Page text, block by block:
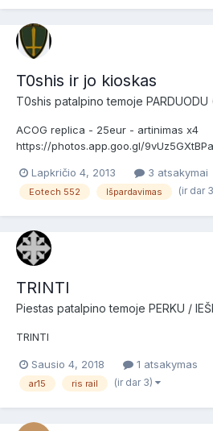
T0shis ir jo kioskas
T0shis patalpino temoje PARDUODU
ACOG replica - 25eur - artinimas x4
https://photos.app.goo.gl/
https://photos.app.goo.gl/
granatsvaidis Classic Army m203
Lapkričio 4, 2013 3 atsakymai
Eotech 552 Išpardavimas (ir dar
TRINTI
Piestas patalpino temoje PERKU /
TRINTI
Sausio 4, 2018 1 atsakymas
ar15 ris rail (ir dar 3)